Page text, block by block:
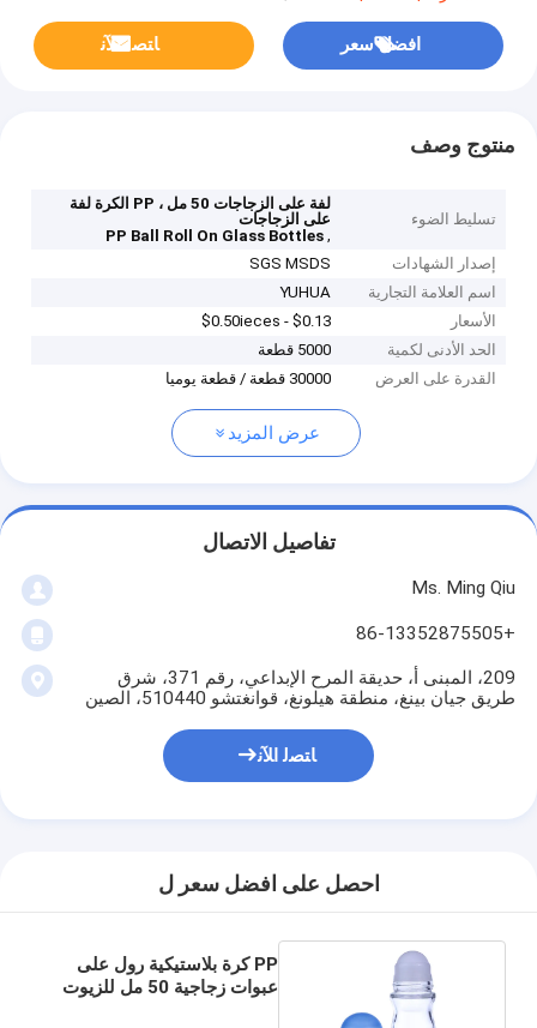
افضل سعر ﺎﺘﺼﻟ ﺍﻶﻧ
منتوج وصف
تسليط الضوء
لفة على الزجاجات 50 مل ، PP الكرة لفة
على الزجاجات
,
PP Ball Roll On Glass Bottles
إصدار الشهادات
SGS MSDS
اسم العلامة التجارية
YUHUA
الأسعار
$0.13 - $0.50ieces
الحد الأدنى لكمية
5000 قطعة
القدرة على العرض
30000 قطعة / قطعة يوميا
عرض المزيد
تفاصيل الاتصال
Ms. Ming Qiu
+86-13352875505
209، المبنى أ، حديقة المرح الإبداعي، رقم 371، شرق
طريق جيان بينغ، منطقة هيلونغ، قوانغتشو 510440، الصين
ﺎﺘﺼﻟ ﺍﻶﻧ
احصل على افضل سعر ل
PP كرة بلاستيكية رول على
عبوات زجاجية 50 مل للزيوت